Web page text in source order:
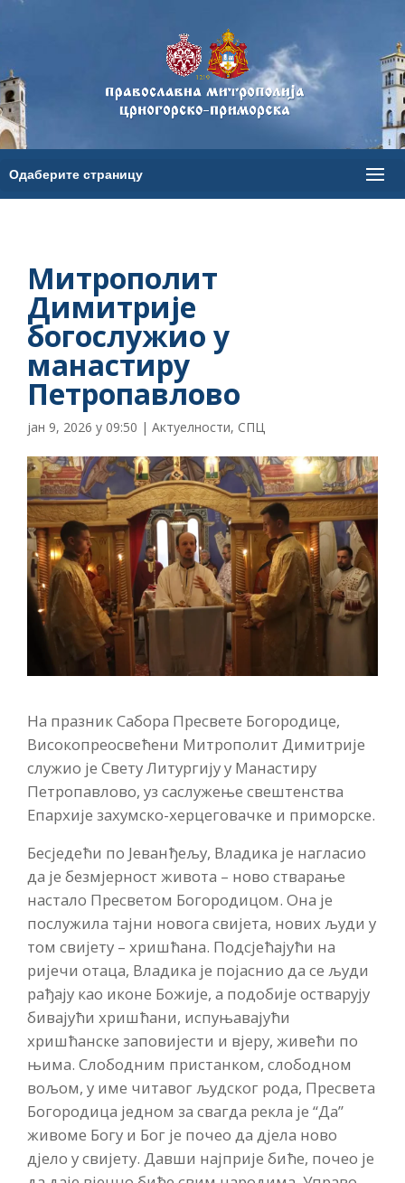
Митрополит
Димитрије
богослужио у
манастиру
Петропавлово
јан 9, 2026 у 09:50 | Актуелности, СПЦ
На празник Сабора Пресвете Богородице,
Високопреосвећени Mитрополит Димитрије
служио је Свету Литургију у Манастиру
Петропавлово, уз саслужење свештенства
Епархије захумско-херцеговачке и приморске.
Бесједећи по Јеванђељу, Владика је нагласио
да је безмјерност живота – ново стварање
настало Пресветом Богородицом. Она је
послужила тајни новога свијета, нових људи у
том свијету – хришћана. Подсјећајући на
ријечи отаца, Владика је појаснио да се људи
рађају као иконе Божије, а подобије остварују
бивајући хришћани, испуњавајући
хришћанске заповијести и вјеру, живећи по
њима. Слободним пристанком, слободном
вољом, у име читавог људског рода, Пресвета
Богородица једном за свагда рекла је “Да”
живоме Богу и Бог је почео да дјела ново
дјело у свијету. Давши најприје биће, почео је